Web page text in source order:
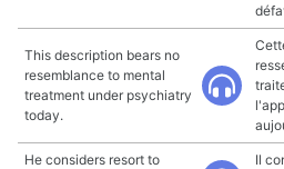
This description bears no
resemblance to mental
treatment under psychiatry
today.
He considers resort to
Il